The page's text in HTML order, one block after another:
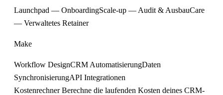
Launchpad — OnboardingScale-up — Audit & AusbauCare
— Verwaltetes Retainer
Make
Workflow DesignCRM AutomatisierungDaten
SynchronisierungAPI Integrationen
KostenrechnerBerechne die laufenden Kosten deines CRM-